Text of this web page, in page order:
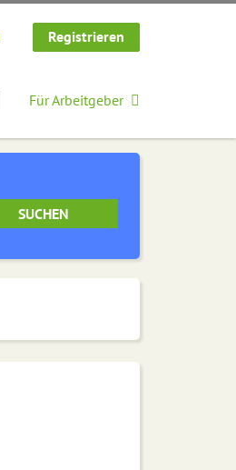
Registrieren
Für Arbeitgeber